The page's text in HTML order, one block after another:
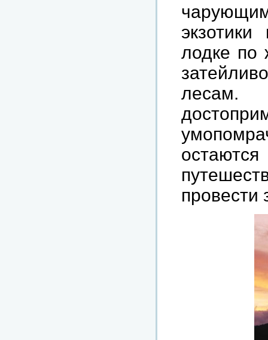
экзотики
лодке по
затейливо
лесам
остаются
провести